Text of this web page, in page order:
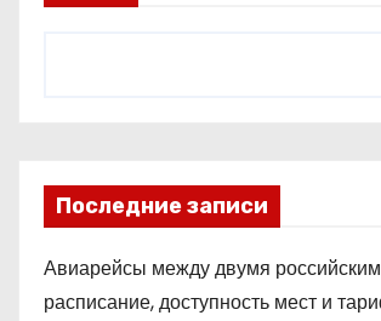
Последние записи
Авиарейсы между двумя
расписание, доступность мест и